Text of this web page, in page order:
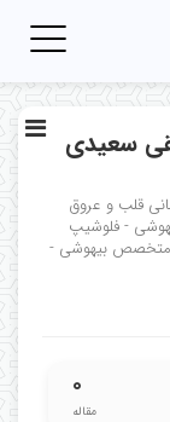
سعیدی
قلب و عروق
- فلوشیپ
متخصص بیهوشی -
۰
مقاله